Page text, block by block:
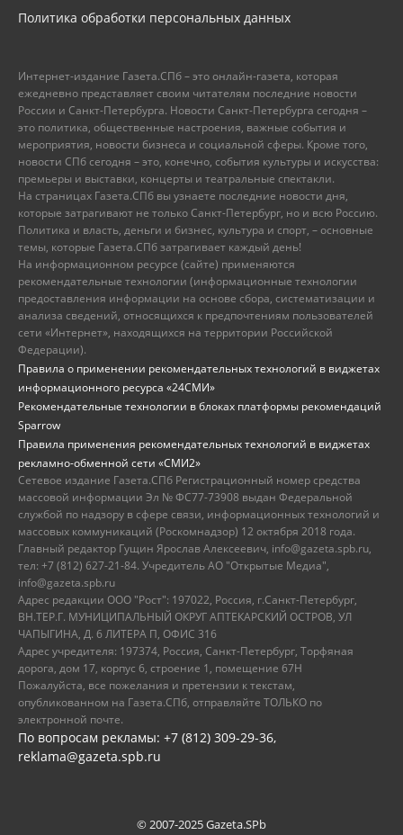
Политика обработки персональных данных
Интернет-издание Газета.СПб – это онлайн-газета, которая
ежедневно представляет своим читателям последние новости
России и Санкт-Петербурга. Новости Санкт-Петербурга сегодня –
это политика, общественные настроения, важные события и
мероприятия, новости бизнеса и социальной сферы. Кроме того,
новости СПб сегодня – это, конечно, события культуры и искусства:
премьеры и выставки, концерты и театральные спектакли.
На страницах Газета.СПб вы узнаете последние новости дня,
которые затрагивают не только Санкт-Петербург, но и всю Россию.
Политика и власть, деньги и бизнес, культура и спорт, – основные
темы, которые Газета.СПб затрагивает каждый день!
На информационном ресурсе (сайте) применяются
рекомендательные технологии (информационные технологии
предоставления информации на основе сбора, систематизации и
анализа сведений, относящихся к предпочтениям пользователей
сети «Интернет», находящихся на территории Российской
Федерации).
Правила о применении рекомендательных технологий в виджетах
информационного ресурса «24СМИ»
Рекомендательные технологии в блоках платформы рекомендаций
Sparrow
Правила применения рекомендательных технологий в виджетах
рекламно-обменной сети «СМИ2»
Сетевое издание Газета.СПб Регистрационный номер средства
массовой информации Эл № ФС77-73908 выдан Федеральной
службой по надзору в сфере связи, информационных технологий и
массовых коммуникаций (Роскомнадзор) 12 октября 2018 года.
Главный редактор Гущин Ярослав Алексеевич, info@gazeta.spb.ru,
тел: +7 (812) 627-21-84. Учредитель АО "Открытые Медиа",
info@gazeta.spb.ru
Адрес редакции ООО "Рост": 197022, Россия, г.Санкт-Петербург,
ВН.ТЕР.Г. МУНИЦИПАЛЬНЫЙ ОКРУГ АПТЕКАРСКИЙ ОСТРОВ, УЛ
ЧАПЫГИНА, Д. 6 ЛИТЕРА П, ОФИС 316
Адрес учредителя: 197374, Россия, Санкт-Петербург, Торфяная
дорога, дом 17, корпус 6, строение 1, помещение 67Н
Пожалуйста, все пожелания и претензии к текстам,
опубликованном на Газета.СПб, отправляйте ТОЛЬКО по
электронной почте.
По вопросам рекламы: +7 (812) 309-29-36,
reklama@gazeta.spb.ru
© 2007-2025 Gazeta.SPb